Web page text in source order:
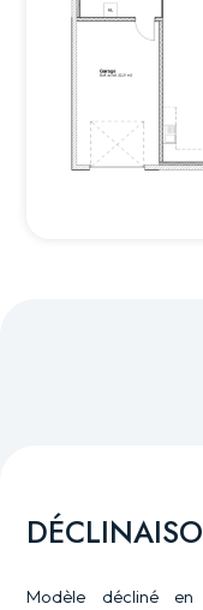
Modèle décliné